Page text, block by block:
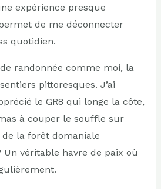
expérience presque
de me déconnecter
quotidien.
randonnée comme moi, la
pittoresques. J’ai
le GR8 qui longe la côte,
à couper le souffle sur
de la forêt domaniale
Un véritable havre de paix où